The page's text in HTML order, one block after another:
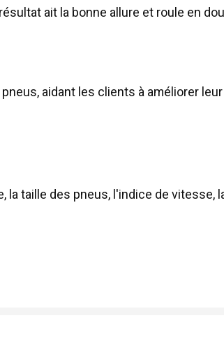
ait la bonne allure et roule en
aidant les clients à améliorer
la taille des pneus, l'indice de vitesse,